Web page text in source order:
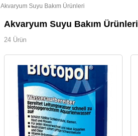
Akvaryum Suyu Bakım Ürünleri
Akvaryum Suyu Bakım Ürünleri
24 Ürün